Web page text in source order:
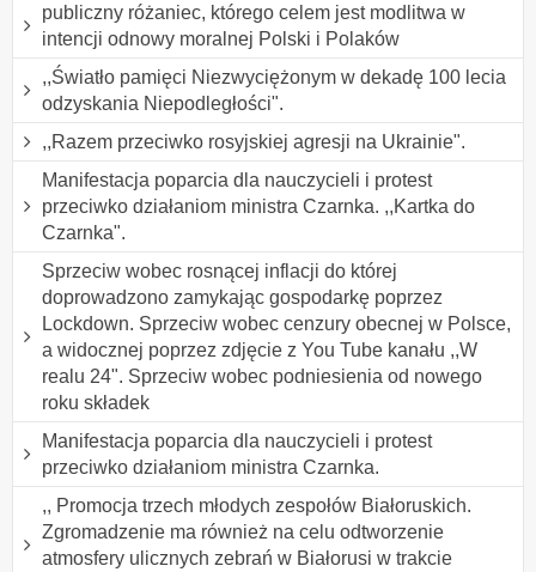
publiczny różaniec, którego celem jest modlitwa w
intencji odnowy moralnej Polski i Polaków
,,Światło pamięci Niezwyciężonym w dekadę 100 lecia
odzyskania Niepodległości".
,,Razem przeciwko rosyjskiej agresji na Ukrainie".
Manifestacja poparcia dla nauczycieli i protest
przeciwko działaniom ministra Czarnka. ,,Kartka do
Czarnka".
Sprzeciw wobec rosnącej inflacji do której
doprowadzono zamykając gospodarkę poprzez
Lockdown. Sprzeciw wobec cenzury obecnej w Polsce,
a widocznej poprzez zdjęcie z You Tube kanału ,,W
realu 24". Sprzeciw wobec podniesienia od nowego
roku składek
Manifestacja poparcia dla nauczycieli i protest
przeciwko działaniom ministra Czarnka.
,, Promocja trzech młodych zespołów Białoruskich.
Zgromadzenie ma również na celu odtworzenie
atmosfery ulicznych zebrań w Białorusi w trakcie